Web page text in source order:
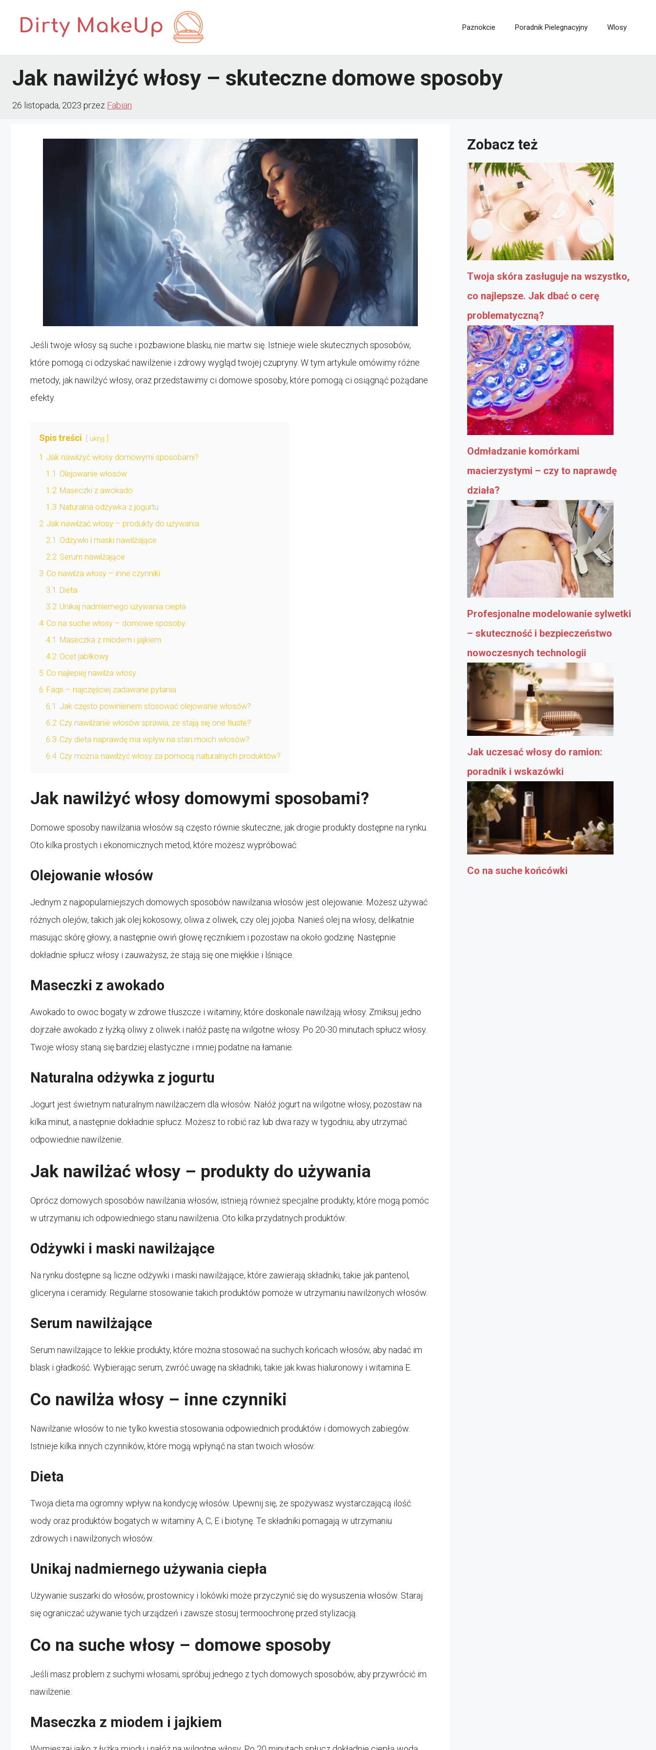
Paznokcie Poradnik Pielegnacyjny Wlosy
Jak nawilżyć włosy – skuteczne domowe sposoby
26 listopada, 2023 przez Fabian
Jeśli twoje włosy są suche i pozbawione blasku, nie martw się. Istnieje wiele skutecznych sposobów,
które pomogą ci odzyskać nawilżenie i zdrowy wygląd twojej czupryny. W tym artykule omówimy różne
metody, jak nawilżyć włosy, oraz przedstawimy ci domowe sposoby, które pomogą ci osiągnąć pożądane
efekty.
Spis treści ukryj
1 Jak nawilżyć włosy domowymi sposobami?
1.1 Olejowanie włosów
1.2 Maseczki z awokado
1.3 Naturalna odżywka z jogurtu
2 Jak nawilżać włosy – produkty do używania
2.1 Odżywki i maski nawilżające
2.2 Serum nawilżające
3 Co nawilża włosy – inne czynniki
3.1
Dieta
3.2 Unikaj nadmiernego używania ciepła
4 Co na suche włosy – domowe sposoby
4.1
Maseczka z miodem i jajkiem
4.2 Ocet jabłkowy
5 Co najlepiej nawilża włosy
6 Faqs – najczęściej zadawane pytania
6.1 Jak często powinienem stosować olejowanie włosów?
6.2 Czy nawilżanie włosów sprawia, że stają się one tłuste?
6.3 Czy dieta naprawdę ma wpływ na stan moich włosów?
6.4 Czy można nawilżyć włosy za pomocą naturalnych produktów?
Jak nawilżyć włosy domowymi sposobami?
Domowe sposoby nawilżania włosów są często równie skuteczne, jak drogie produkty dostępne na rynku.
Oto kilka prostych i ekonomicznych metod, które możesz wypróbować:
Olejowanie włosów
Jednym z najpopularniejszych domowych sposobów nawilżania włosów jest olejowanie. Możesz używać
różnych olejów, takich jak olej kokosowy, oliwa z oliwek, czy olej jojoba. Nanieś olej na włosy, delikatnie
masując skórę głowy, a następnie owiń głowę ręcznikiem i pozostaw na około godzinę. Następnie
dokładnie spłucz włosy i zauważysz, że stają się one miękkie i lśniące.
Maseczki z awokado
Awokado to owoc bogaty w zdrowe tłuszcze i witaminy, które doskonale nawilżają włosy. Zmiksuj jedno
dojrzałe awokado z łyżką oliwy z oliwek i nałóż pastę na wilgotne włosy. Po 20-30 minutach spłucz włosy.
Twoje włosy staną się bardziej elastyczne i mniej podatne na łamanie.
Naturalna odżywka z jogurtu
Jogurt jest świetnym naturalnym nawilżaczem dla włosów. Nałóż jogurt na wilgotne włosy, pozostaw na
kilka minut, a następnie dokładnie spłucz. Możesz to robić raz lub dwa razy w tygodniu, aby utrzymać
odpowiednie nawilżenie.
Jak nawilżać włosy – produkty do używania
Oprócz domowych sposobów nawilżania włosów, istnieją również specjalne produkty, które mogą pomóc
w utrzymaniu ich odpowiedniego stanu nawilżenia. Oto kilka przydatnych produktów:
Odżywki i maski nawilżające
Na rynku dostępne są liczne odżywki i maski nawilżające, które zawierają składniki, takie jak pantenol,
gliceryna i ceramidy. Regularne stosowanie takich produktów pomoże w utrzymaniu nawilżonych włosów.
Serum nawilżające
Serum nawilżające to lekkie produkty, które można stosować na suchych końcach włosów, aby nadać im
blask i gładkość. Wybierając serum, zwróć uwagę na składniki, takie jak kwas hialuronowy i witamina E.
Co nawilża włosy – inne czynniki
Nawilżanie włosów to nie tylko kwestia stosowania odpowiednich produktów i domowych zabiegów.
Istnieje kilka innych czynników, które mogą wpłynąć na stan twoich włosów:
Dieta
Twoja dieta ma ogromny wpływ na kondycję włosów. Upewnij się, że spożywasz wystarczającą ilość
wody oraz produktów bogatych w witaminy A, C, E i biotynę. Te składniki pomagają w utrzymaniu
zdrowych i nawilżonych włosów.
Unikaj nadmiernego używania ciepła
Używanie suszarki do włosów, prostownicy i lokówki może przyczynić się do wysuszenia włosów. Staraj
się ograniczać używanie tych urządzeń i zawsze stosuj termoochronę przed stylizacją.
Co na suche włosy – domowe sposoby
Jeśli masz problem z suchymi włosami, spróbuj jednego z tych domowych sposobów, aby przywrócić im
nawilżenie:
Maseczka z miodem i jajkiem
Zobacz też
Twoja skóra zasługuje na wszystko,
co najlepsze. Jak dbać o cerę
problematyczną?
Odmładzanie komórkami
macierzystymi – czy to naprawdę
działa?
Profesjonalne modelowanie sylwetki
– skuteczność i bezpieczeństwo
nowoczesnych technologii
Jak uczesać włosy do ramion:
poradnik i wskazówki
Co na suche końcówki